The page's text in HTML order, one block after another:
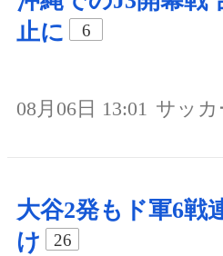
止に
6
08月06日 13:01 サッ
大谷2発もド軍6戦
け
26